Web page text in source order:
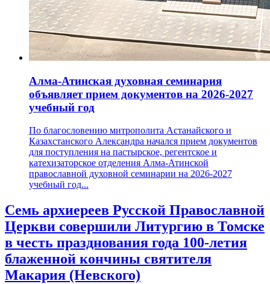
Алма-Атинская духовная семинария
объявляет прием документов на 2026-2027
учебный год
По благословению митрополита Астанайского и
Казахстанского Александра начался прием документов
для поступления на пастырское, регентское и
катехизаторское отделения Алма-Атинской
православной духовной семинарии на 2026-2027
учебный год...
Семь архиереев Русской Православной
Церкви совершили Литургию в Томске
в честь празднования года 100-летия
блаженной кончины святителя
Макария (Невского)